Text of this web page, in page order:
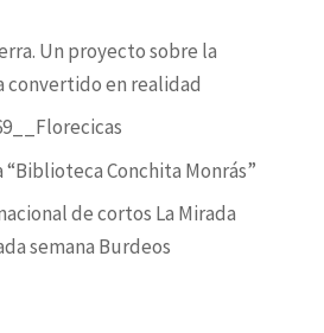
Un proyecto sobre la
convertido en realidad
Conchita Monrás”
de cortos La Mirada
semana Burdeos